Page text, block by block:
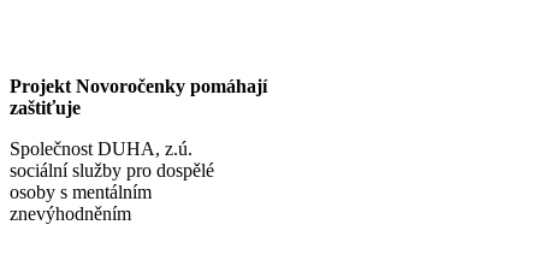
Projekt Novoročenky pomáhají
zaštiťuje
Společnost DUHA, z.ú.
sociální služby pro dospělé
osoby s mentálním
znevýhodněním